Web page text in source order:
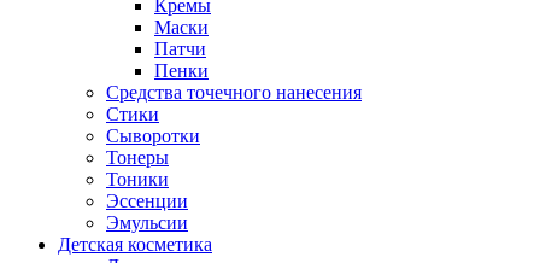
Кремы
Маски
Патчи
Пенки
Средства точечного нанесения
Стики
Сыворотки
Тонеры
Тоники
Эссенции
Эмульсии
Детская косметика